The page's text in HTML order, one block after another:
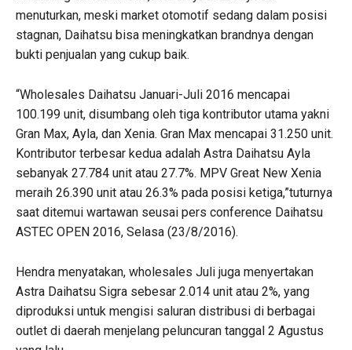
menuturkan, meski market otomotif sedang dalam posisi
stagnan, Daihatsu bisa meningkatkan brandnya dengan
bukti penjualan yang cukup baik.
“Wholesales Daihatsu Januari-Juli 2016 mencapai
100.199 unit, disumbang oleh tiga kontributor utama yakni
Gran Max, Ayla, dan Xenia. Gran Max mencapai 31.250 unit.
Kontributor terbesar kedua adalah Astra Daihatsu Ayla
sebanyak 27.784 unit atau 27.7%. MPV Great New Xenia
meraih 26.390 unit atau 26.3% pada posisi ketiga,”tuturnya
saat ditemui wartawan seusai pers conference Daihatsu
ASTEC OPEN 2016, Selasa (23/8/2016).
Hendra menyatakan, wholesales Juli juga menyertakan
Astra Daihatsu Sigra sebesar 2.014 unit atau 2%, yang
diproduksi untuk mengisi saluran distribusi di berbagai
outlet di daerah menjelang peluncuran tanggal 2 Agustus